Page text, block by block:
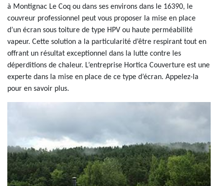
à Montignac Le Coq ou dans ses environs dans le 16390, le
couvreur professionnel peut vous proposer la mise en place
d’un écran sous toiture de type HPV ou haute perméabilité
vapeur. Cette solution a la particularité d’être respirant tout en
offrant un résultat exceptionnel dans la lutte contre les
déperditions de chaleur. L’entreprise Hortica Couverture est une
experte dans la mise en place de ce type d’écran. Appelez-la
pour en savoir plus.